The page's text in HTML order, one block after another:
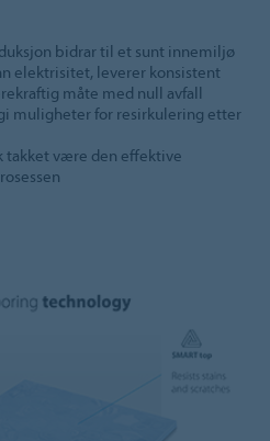
bidrar til et sunt innemiljø
elektrisitet, leverer konsistent
måte med null avfall
muligheter for resirkulering etter
takket være den effektive